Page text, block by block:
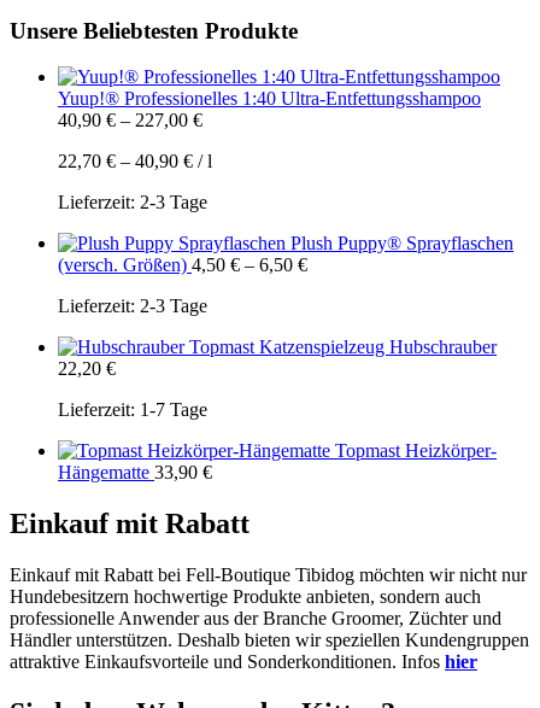
Unsere Beliebtesten Produkte
Yuup!® Professionelles 1:40 Ultra-Entfettungsshampoo
40,90 € – 227,00 €
22,70 € – 40,90 € /l
Lieferzeit: 2-3 Tage
Plush Puppy® Sprayflaschen
(versch. Größen) 4,50 € – 6,50 €
Lieferzeit: 2-3 Tage
Topmast Katzenspielzeug Hubschrauber
22,20 €
Lieferzeit: 1-7 Tage
Topmast Heizkörper-
Hängematte 33,90 €
Einkauf mit Rabatt
Einkauf mit Rabatt bei Fell-Boutique Tibidog möchten wir nicht nur
Hundebesitzern hochwertige Produkte anbieten, sondern auch
professionelle Anwender aus der Branche Groomer, Züchter und
Händler unterstützen. Deshalb bieten wir speziellen Kundengruppen
attraktive Einkaufsvorteile und Sonderkonditionen. Infos hier